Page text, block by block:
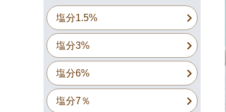
塩分1.5%
塩分3%
塩分6%
塩分7％